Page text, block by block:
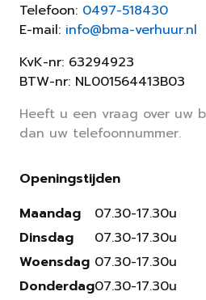
Telefoon: 0497-518430
E-mail: info@bma-verhuur.nl
KvK-nr: 63294923
BTW-nr: NL001564413B03
Heeft u een vraag over uw
dan uw telefoonnummer.
Openingstijden
Maandag
Dinsdag
Woensdag
Donderdag
07.30-17.30u
07.30-17.30u
07.30-17.30u
07.30-17.30u